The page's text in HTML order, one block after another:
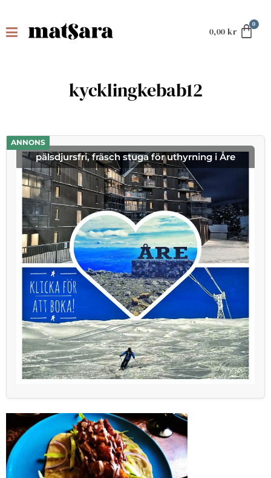
0,00 kr
kycklingkebab12
ANNONS
pälsdjursfri, fräsch stuga för uthyrning i Åre